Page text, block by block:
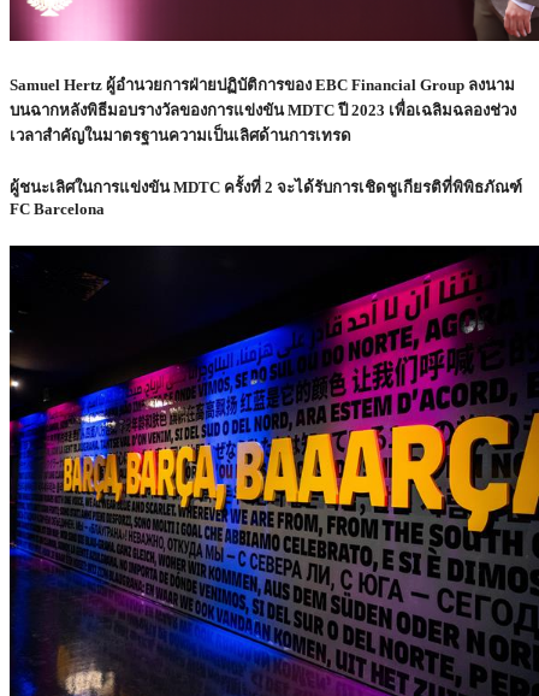
Samuel Hertz ผู้อำนวยการฝ่ายปฏิบัติการของ EBC Financial Group ลงนาม
บนฉากหลังพิธีมอบรางวัลของการแข่งขัน MDTC ปี 2023 เพื่อเฉลิมฉลองช่วง
เวลาสำคัญในมาตรฐานความเป็นเลิศด้านการเทรด
ผู้ชนะเลิศในการแข่งขัน MDTC ครั้งที่ 2 จะได้รับการเชิดชูเกียรติที่พิพิธภัณฑ์
FC Barcelona